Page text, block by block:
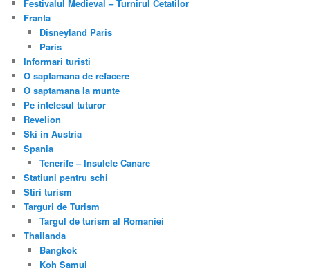
Festivalul Medieval – Turnirul Cetatilor
Franta
Disneyland Paris
Paris
Informari turisti
O saptamana de refacere
O saptamana la munte
Pe intelesul tuturor
Revelion
Ski in Austria
Spania
Tenerife – Insulele Canare
Statiuni pentru schi
Stiri turism
Targuri de Turism
Targul de turism al Romaniei
Thailanda
Bangkok
Koh Samui